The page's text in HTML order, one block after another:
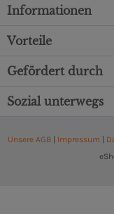
Informationen
Vorteile
Gefördert durch
Sozial unterwegs
Unsere AGB| Impressum